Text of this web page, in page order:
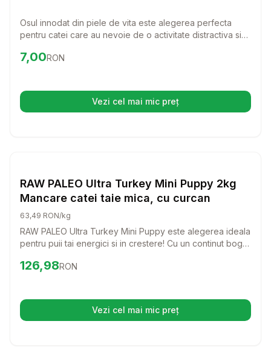
Osul innodat din piele de vita este alegerea perfecta
pentru catei care au nevoie de o activitate distractiva si
si curata dantura cainelui tau, oferindu-i in acelasi timp o
Preț:7.00
7,00RON
Vezi cel mai mic preț(se deschide într-o filă nouă)
RAW PALEO Ultra Turkey Mini Puppy 2kg
Mancare catei taie mica, cu curcan
63,49 RON/kg
RAW PALEO Ultra Turkey Mini Puppy este alegerea ideala
pentru puii tai energici si in crestere! Cu un continut bogat
necesari pentru o dezvoltare sanatoasa si un sistem
Preț: 126.98
126,98RON
Vezi cel mai mic preț(se deschide într-o filă nouă)